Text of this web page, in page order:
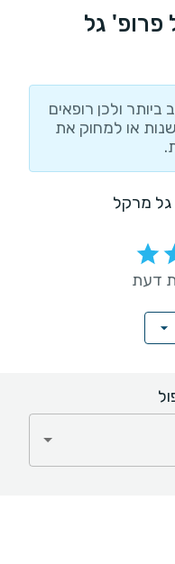
פרופ' גל
ולכן רופאים
או למחוק את
גל מרקל